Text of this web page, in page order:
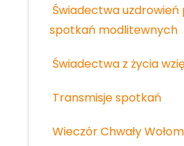
Świadectwa uzdrowień
spotkań modlitewnych
Świadectwa z życia
Transmisje spotkań
Wieczór Chwały